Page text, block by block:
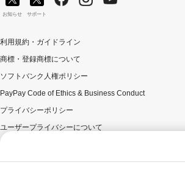
ンペーン期間中のPayPayボーナスの
ペーン期間中15,000円相当を超えるこ
ん）。
本キャンペーンの対象となった加盟店
「取消し等」といいます。）となった
にかかわらず、また返金の有無にかか
取り消されます。
本キャンペーンの対象となった加盟
お知らせ サポート
利用規約・ガイドライン
商標・登録商標について
ソフトバンク人権ポリシー
PayPay Code of Ethics & Business Conduct
プライバシーポリシー
ユーザープライバシーについて
ウェブサイト利用規約